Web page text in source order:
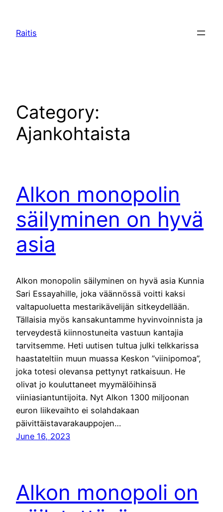
Raitis
Category:
Ajankohtaista
Alkon monopolin
säilyminen on hyvä
asia
Alkon monopolin säilyminen on hyvä asia Kunnia
Sari Essayahille, joka väännössä voitti kaksi
valtapuoluetta mestarikävelijän sitkeydellään.
Tällaisia myös kansakuntamme hyvinvoinnista ja
terveydestä kiinnostuneita vastuun kantajia
tarvitsemme. Heti uutisen tultua julki telkkarissa
haastateltiin muun muassa Keskon ”viinipomoa”,
joka totesi olevansa pettynyt ratkaisuun. He
olivat jo kouluttaneet myymälöihinsä
viiniasiantuntijoita. Nyt Alkon 1300 miljoonan
euron liikevaihto ei solahdakaan
päivittäistavarakauppojen…
June 16, 2023
Alkon monopoli on